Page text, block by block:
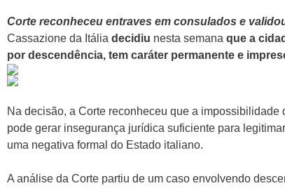
Corte reconheceu entraves em consulados e
Cassazione da Itália decidiu nesta semana que a
por descendência, tem caráter permanente e
Na decisão, a Corte reconheceu que a
pode gerar insegurança jurídica suficiente para
uma negativa formal do Estado italiano.
A análise da Corte partiu de um caso envolvendo